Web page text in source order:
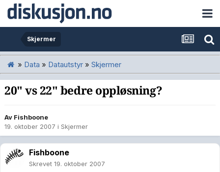
Skjermer
» Data » Datautstyr » Skjermer
20" vs 22" bedre oppløsning?
Av Fishboone
19. oktober 2007 i Skjermer
Fishboone
Skrevet 19. oktober 2007